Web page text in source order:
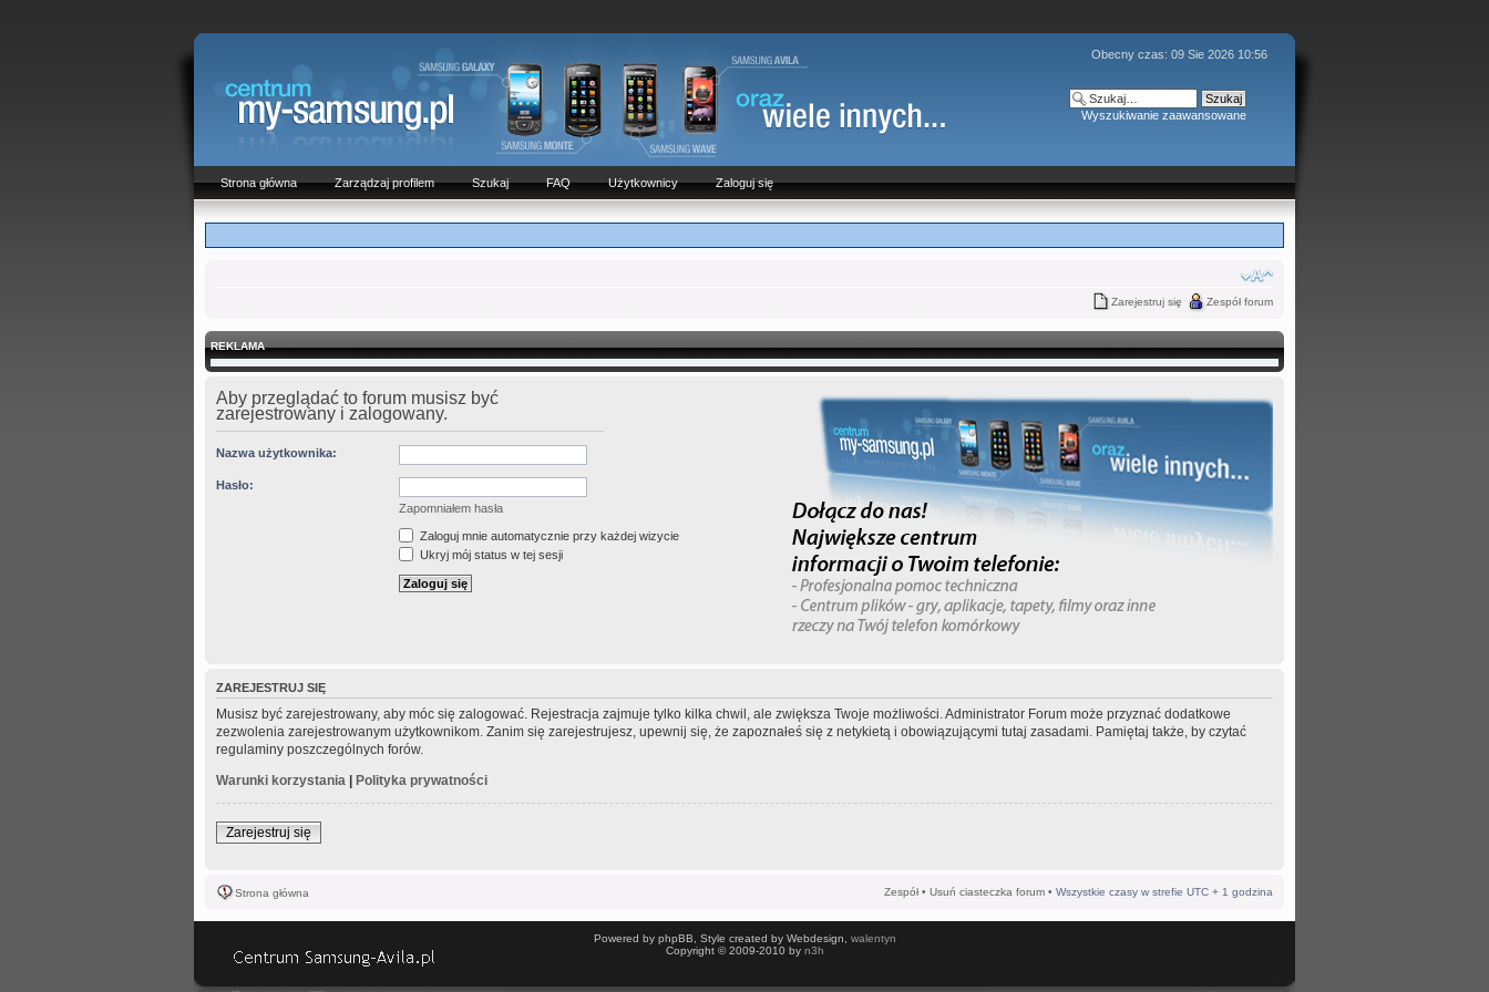
Obecny czas: 09 Sie 2026 10:56
Wyszukiwanie zaawansowane
Strona główna Zarządzaj profilem Szukaj FAQ Użytkownicy Zaloguj się
Zarejestruj się Zespół forum
REKLAMA
Aby przeglądać to forum musisz być
zarejestrowany i zalogowany.
Nazwa użytkownika:
Hasło:
Zapomniałem hasła
Zaloguj mnie automatycznie przy każdej wizycie
Ukryj mój status w tej sesji
ZAREJESTRUJ SIĘ
Musisz być zarejestrowany, aby móc się zalogować. Rejestracja zajmuje tylko kilka chwil, ale zwiększa Twoje możliwości. Administrator Forum może przyznać dodatkowe
zezwolenia zarejestrowanym użytkownikom. Zanim się zarejestrujesz, upewnij się, że zapoznałeś się z netykietą i obowiązującymi tutaj zasadami. Pamiętaj także, by czytać
regulaminy poszczególnych forów.
Warunki korzystania | Polityka prywatności
Zarejestruj się
Strona główna Zespół • Usuń ciasteczka forum • Wszystkie czasy w strefie UTC + 1 godzina
Powered by phpBB, Style created by Webdesign, walentyn
Copyright © 2009-2010 by n3h